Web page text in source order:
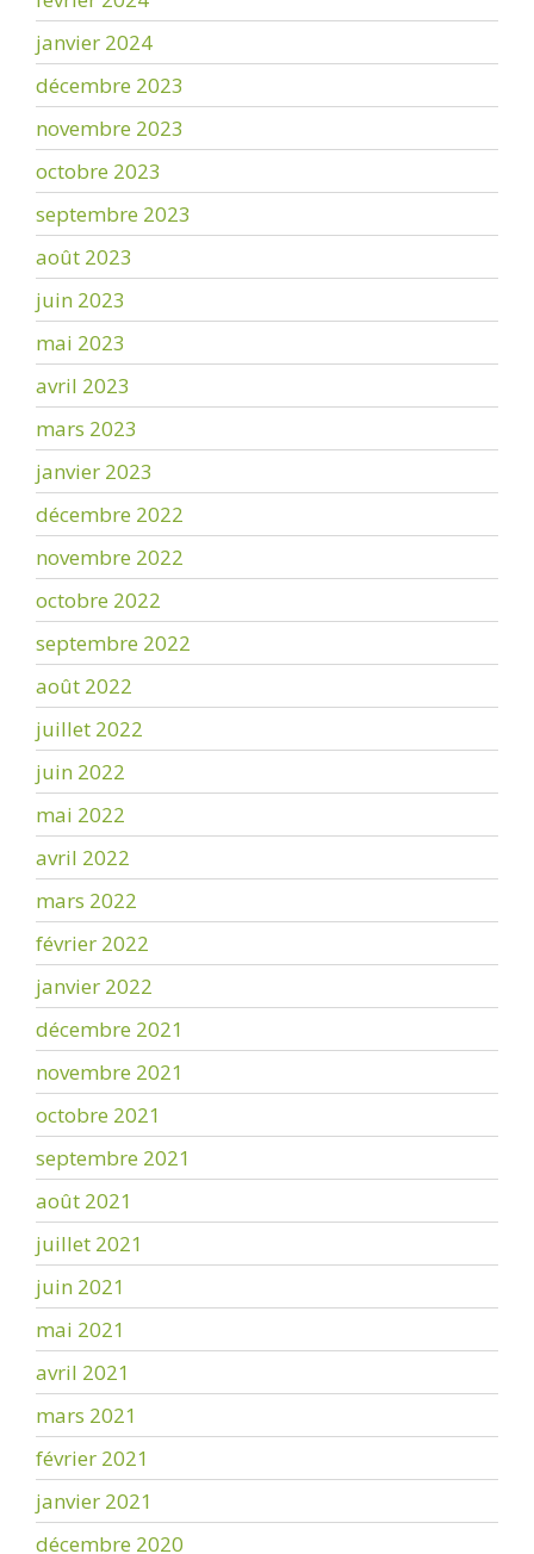
janvier 2024
décembre 2023
novembre 2023
octobre 2023
septembre 2023
août 2023
juin 2023
mai 2023
avril 2023
mars 2023
janvier 2023
décembre 2022
novembre 2022
octobre 2022
septembre 2022
août 2022
juillet 2022
juin 2022
mai 2022
avril 2022
mars 2022
février 2022
janvier 2022
décembre 2021
novembre 2021
octobre 2021
septembre 2021
août 2021
juillet 2021
juin 2021
mai 2021
avril 2021
mars 2021
février 2021
janvier 2021
décembre 2020